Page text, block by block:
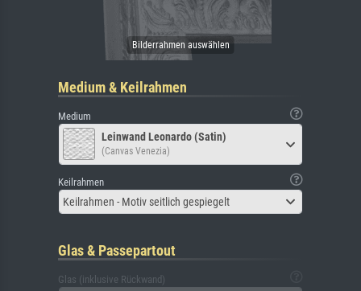
Medium & Keilrahmen
Medium
Leinwand Leonardo (Satin)
(Canvas Venezia)
Keilrahmen
Keilrahmen - Motiv seitlich gespiegelt
Glas & Passepartout
Glas (inklusive Rückwand)